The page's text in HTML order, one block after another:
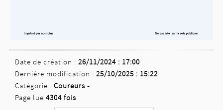
Date de création : 26/11/2024 : 17:00
Dernière modification : 25/10/2025 : 15:22
Catégorie : Coureurs -
Page lue 4304 fois